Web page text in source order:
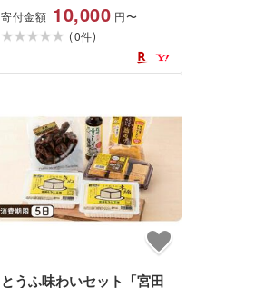
品 湯葉 健康食品 ヘルシー
工房製造 朝食 ランチ 夕食
食材 上伊那 長野 ギフト お
祝い 贈答 プレゼント 信州
寄付金額 10,000 円〜
(0件)
とうふ味わいセット「宮田